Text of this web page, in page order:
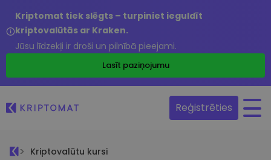
Kriptomat tiek slēgts – turpiniet ieguldīt
kriptovalūtās ar Kraken.
Jūsu līdzekļi ir droši un pilnībā pieejami.
Lasīt paziņojumu
Reģistrēties
Kriptovalūtu kursi